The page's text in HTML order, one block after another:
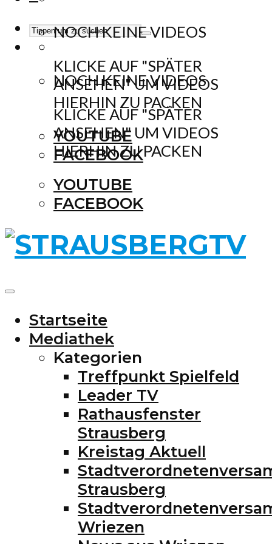
NOCH KEINE VIDEOS
KLICKE AUF "SPÄTER
ANSEHEN" UM VIDEOS
HIERHIN ZU PACKEN
YOUTUBE
FACEBOOK
NOCH KEINE VIDEOS
KLICKE AUF "SPÄTER
ANSEHEN" UM VIDEOS
HIERHIN ZU PACKEN
YOUTUBE
FACEBOOK
Startseite
Mediathek
Kategorien
Treffpunkt Spielfeld
Leader TV
Rathausfenster
Strausberg
Kreistag Aktuell
Strausberg
Wriezen